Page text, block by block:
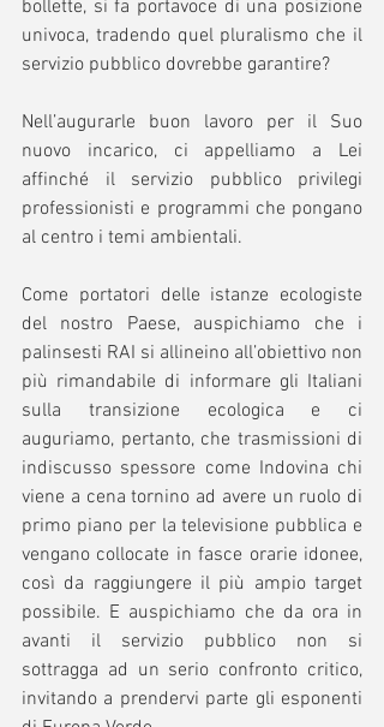
bollette, si fa portavoce di una posizione
univoca, tradendo quel pluralismo che il
servizio pubblico dovrebbe garantire?
Nell’augurarle buon lavoro per il Suo
nuovo incarico, ci appelliamo a Lei
affinché il servizio pubblico privilegi
professionisti e programmi che pongano
al centro i temi ambientali.
Come portatori delle istanze ecologiste
del nostro Paese, auspichiamo che i
palinsesti RAI si allineino all’obiettivo non
più rimandabile di informare gli Italiani
sulla transizione ecologica e ci
auguriamo, pertanto, che trasmissioni di
indiscusso spessore come Indovina chi
viene a cena tornino ad avere un ruolo di
primo piano per la televisione pubblica e
vengano collocate in fasce orarie idonee,
così da raggiungere il più ampio target
possibile. E auspichiamo che da ora in
avanti il servizio pubblico non si
sottragga ad un serio confronto critico,
invitando a prendervi parte gli esponenti